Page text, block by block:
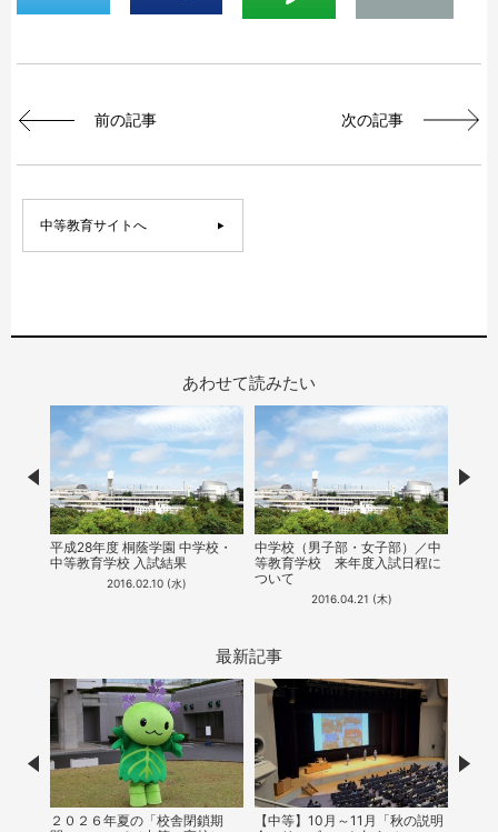
前の記事 次の記事
中等教育サイトへ
あわせて読みたい
平成28年度 桐蔭学園 中学校・
中等教育学校 入試結果
2016.02.10 (水)
中学校（男子部・女子部）／中
等教育学校​ ​来年度入試日程に
ついて
2016.04.21 (木)
Prev
最新記事
２０２６年夏の「校舎閉鎖期
【中等】10月～11月「秋の説明
Prev